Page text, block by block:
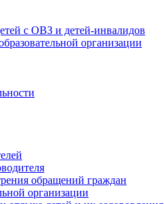
с ОВЗ и детей-инвалидов
организации
обращений граждан
организации